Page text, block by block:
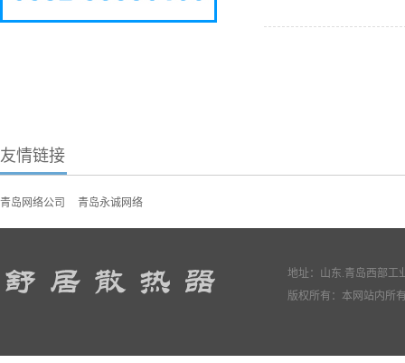
友情链接
青岛网络公司 青岛永诚网络
地址：山东.青岛西部
版权所有：本网站内所